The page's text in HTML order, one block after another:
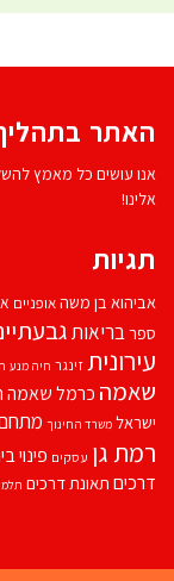
האתר
אנו עושים כל מאמץ
אלינו!
תגיות
אביהוא בן משהאופניים
ספרבריאות
עירוניתזינגר חיה מנע
שאמה כרמל שאמה
ישראל משרד החינוך
רמת גן עסקים פינוי
דרכים תאונת דרכים